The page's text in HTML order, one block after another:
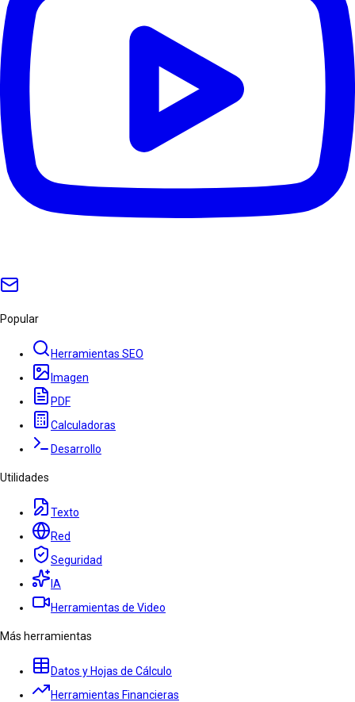
Popular
Herramientas SEO
Imagen
PDF
Calculadoras
Desarrollo
Utilidades
Texto
Red
Seguridad
IA
Herramientas de Video
Más herramientas
Datos y Hojas de Cálculo
Herramientas Financieras